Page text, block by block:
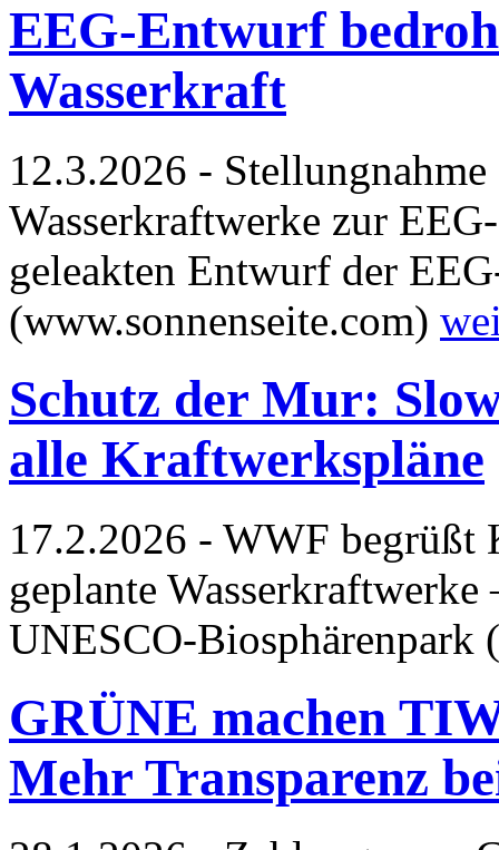
EEG-Entwurf
Wasserkraft
12.3.2026 -
Wasserkraftwerke zur
geleakten Entwurf der
(www.sonnenseite.com)
Schutz der Mur:
alle Kraftwerkspläne
17.2.2026 - WWF begrüßt
geplante
UNESCO-Biosphärenpark
GRÜNE machen
Mehr Transparenz